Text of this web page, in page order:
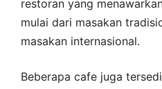
restoran yang
mulai dari masakan
masakan internasional.
Beberapa cafe juga